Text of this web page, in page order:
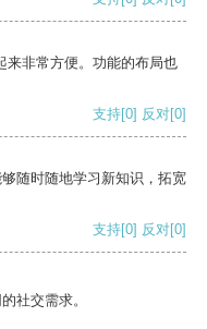
来非常方便。功能的布局也
支持[0] 反对[0]
随时随地学习新知识，拓宽
支持[0] 反对[0]
社交需求。